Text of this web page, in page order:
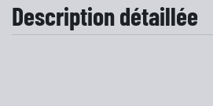
Description détaillée